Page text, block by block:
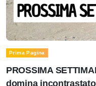
Prima Pagina
PROSSIMA
domina incontrastato